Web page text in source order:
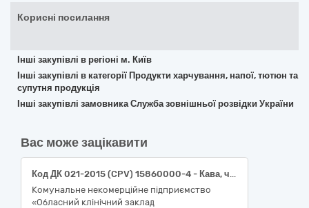
Корисні посилання
Інші закупівлі в регіоні м. Київ
Інші закупівлі в категорії Продукти харчування, напої, тютюн та
супутня продукція
Інші закупівлі замовника Служба зовнішньої розвідки України
Вас може зацікавити
Код ДК 021-2015 (CPV) 15860000-4 - Кава, чай та супутня продукція (15863200-7 - Чорний чай)
Комунальне некомерційне підприємство
«Обласний клінічний заклад